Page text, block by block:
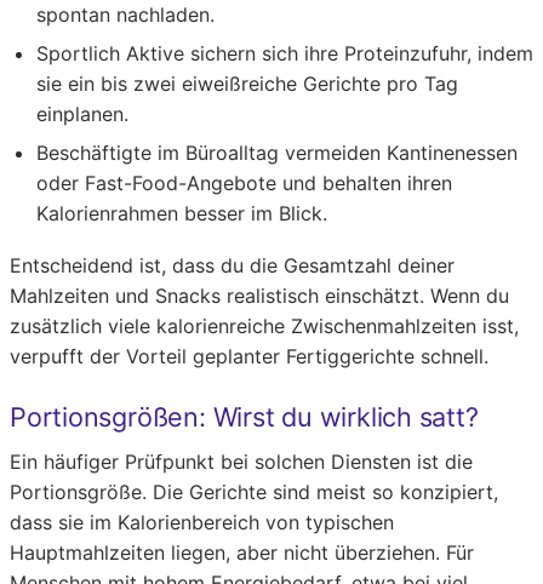
spontan nachladen.
Sportlich Aktive sichern sich ihre Proteinzufuhr, indem
sie ein bis zwei eiweißreiche Gerichte pro Tag
einplanen.
Beschäftigte im Büroalltag vermeiden Kantinenessen
oder Fast-Food-Angebote und behalten ihren
Kalorienrahmen besser im Blick.
Entscheidend ist, dass du die Gesamtzahl deiner
Mahlzeiten und Snacks realistisch einschätzt. Wenn du
zusätzlich viele kalorienreiche Zwischenmahlzeiten isst,
verpufft der Vorteil geplanter Fertiggerichte schnell.
Portionsgrößen: Wirst du wirklich satt?
Ein häufiger Prüfpunkt bei solchen Diensten ist die
Portionsgröße. Die Gerichte sind meist so konzipiert,
dass sie im Kalorienbereich von typischen
Hauptmahlzeiten liegen, aber nicht überziehen. Für